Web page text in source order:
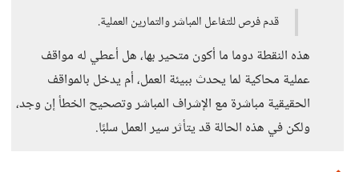
قدم فرص للتفاعل المباشر والتمارين العملية.
هذه النقطة دوما ما أكون متحير بها، هل أعطي له مواقف
عملية محاكية لما يحدث ببيئة العمل، أم يدخل بالمواقف
الحقيقية مباشرة مع الإشراف المباشر وتصحيح الخطأ إن وجد،
ولكن في هذه الحالة قد يتأثر سير العمل سلبًا.